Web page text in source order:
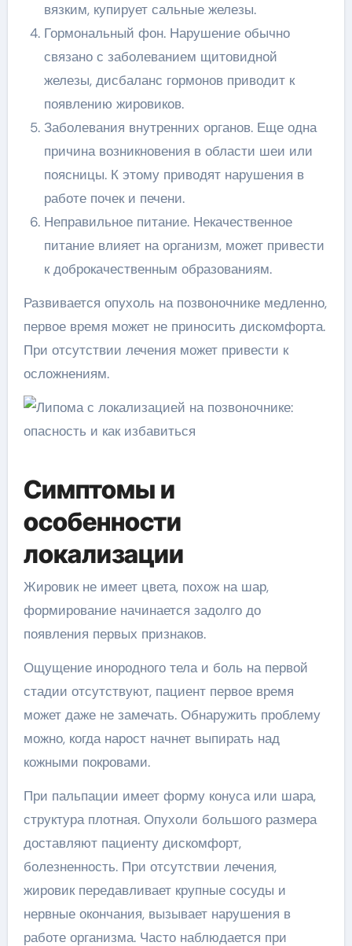
вязким, купирует сальные железы.
Гормональный фон. Нарушение обычно
связано с заболеванием щитовидной
железы, дисбаланс гормонов приводит к
появлению жировиков.
Заболевания внутренних органов. Еще одна
причина возникновения в области шеи или
поясницы. К этому приводят нарушения в
работе почек и печени.
Неправильное питание. Некачественное
питание влияет на организм, может привести
к доброкачественным образованиям.
Развивается опухоль на позвоночнике медленно,
первое время может не приносить дискомфорта.
При отсутствии лечения может привести к
осложнениям.
Симптомы и
особенности
локализации
Жировик не имеет цвета, похож на шар,
формирование начинается задолго до
появления первых признаков.
Ощущение инородного тела и боль на первой
стадии отсутствуют, пациент первое время
может даже не замечать. Обнаружить проблему
можно, когда нарост начнет выпирать над
кожными покровами.
При пальпации имеет форму конуса или шара,
структура плотная. Опухоли большого размера
доставляют пациенту дискомфорт,
болезненность. При отсутствии лечения,
жировик передавливает крупные сосуды и
нервные окончания, вызывает нарушения в
работе организма. Часто наблюдается при